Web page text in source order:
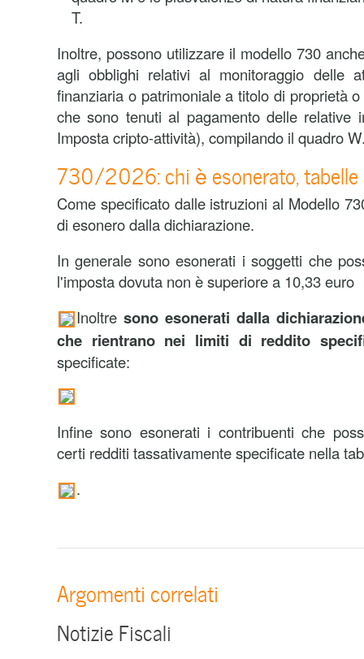
T.
Inoltre, possono utilizzare il modello 730
agli obblighi relativi al monitoraggio delle
finanziaria o patrimoniale a titolo di proprietà
che sono tenuti al pagamento delle relative
Imposta cripto-attività), compilando il quadro
730/2026: chi è esonerato, tabelle
Come specificato dalle istruzioni al Modello
di esonero dalla dichiarazione.
In generale sono esonerati i soggetti che
l'imposta dovuta non è superiore a 10,33 euro
Inoltre sono esonerati dalla
che rientrano nei limiti di reddito
specificate:
Infine sono esonerati i contribuenti che
certi redditi tassativamente specificate nella
.
Argomenti correlati
Notizie Fiscali